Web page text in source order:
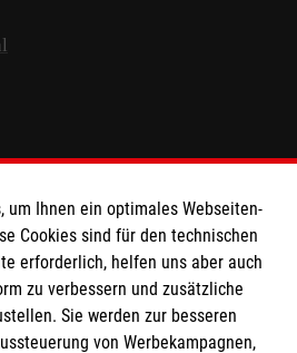
um Ihnen ein optimales Webseiten-
Cookies sind für den technischen
erforderlich, helfen uns aber auch
zu verbessern und zusätzliche
Sie werden zur besseren
von Werbekampagnen,